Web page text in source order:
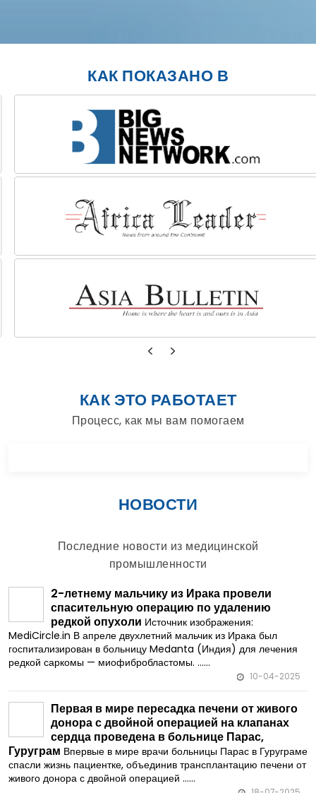
КАК ПОКАЗАНО В
КАК ЭТО РАБОТАЕТ
Процесс, как мы вам помогаем
НОВОСТИ
Последние новости из медицинской
промышленности
2-летнему мальчику из Ирака провели
спасительную операцию по удалению
редкой опухоли Источник изображения:
MediCircle.in В апреле двухлетний мальчик из Ирака был
госпитализирован в больницу Medanta (Индия) для лечения
редкой саркомы — миофибробластомы. ......
10-04-2025
Первая в мире пересадка печени от живого
донора с двойной операцией на клапанах
сердца проведена в больнице Парас,
Гуруграм Впервые в мире врачи больницы Парас в Гуруграме
спасли жизнь пациентке, объединив трансплантацию печени от
живого донора с двойной операцией ......